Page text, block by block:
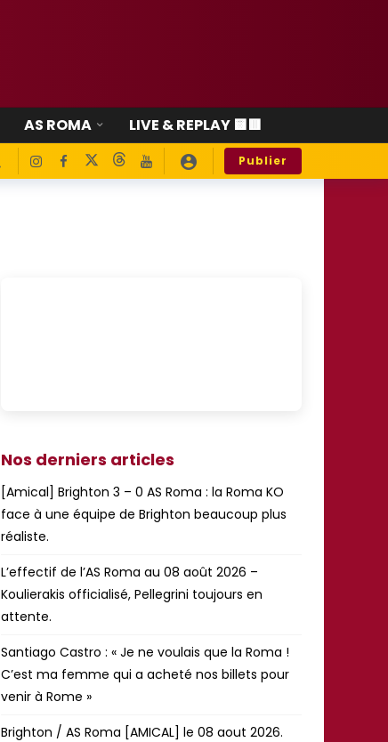
AS ROMA LIVE & REPLAY 🟨🟥
Publier
Nos derniers articles
[Amical] Brighton 3 – 0 AS Roma : la Roma KO
face à une équipe de Brighton beaucoup plus
réaliste.
L’effectif de l’AS Roma au 08 août 2026 –
Koulierakis officialisé, Pellegrini toujours en
attente.
Santiago Castro : « Je ne voulais que la Roma !
C’est ma femme qui a acheté nos billets pour
venir à Rome »
Brighton / AS Roma [AMICAL] le 08 aout 2026.